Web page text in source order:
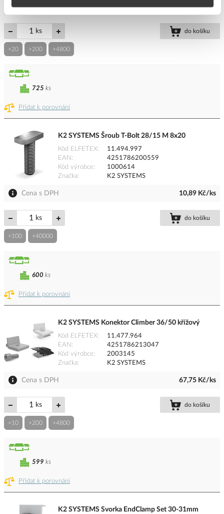
Cena s DPH 66,31 Kč/ks
ks do košíku
+20 +200 +4800
Přidat k porovnání
725 ks
K2 SYSTEMS Šroub T-Bolt 28/15 M 8x20
Kód ELFETEX
11.494.997
EAN
4251786200559
Kód výrobce
1000614
Značka
K2 SYSTEMS
Cena s DPH 10,89 Kč/ks
ks do košíku
+100 +40000
Přidat k porovnání
600 ks
K2 SYSTEMS Konektor Climber 36/50 křížový
Kód ELFETEX
11.477.964
EAN
4251786213047
Kód výrobce
2003145
Značka
K2 SYSTEMS
Cena s DPH 67,75 Kč/ks
ks do košíku
+10 +200 +4800
Přidat k porovnání
599 ks
K2 SYSTEMS Svorka EndClamp Set 30-31mm